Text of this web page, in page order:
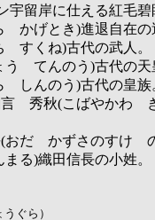
宇留岸に仕える紅毛
かげとき)進退自在の
すくね)古代の武人。
てんのう)古代の天
しんのう)古代の皇族
秀秋(こばやかわ
だ かずさのすけ の
る)織田信長の小姓。
うぐら）